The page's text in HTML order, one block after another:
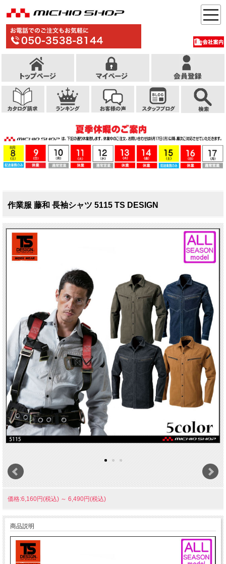
作業服 藤和 長袖シャツ 5115 TS DESIGN
価格:6,160円(税込) ～ 6,490円(税込)
商品説明